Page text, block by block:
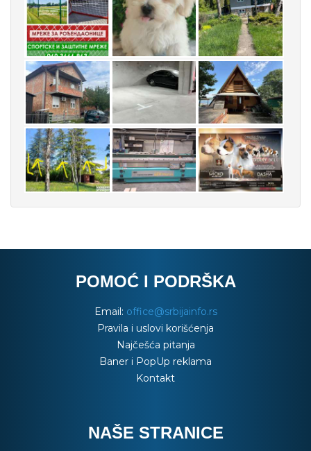
POMOĆ I PODRŠKA
Email: office@srbijainfo.rs
Pravila i uslovi korišćenja
Najčešća pitanja
Baner i PopUp reklama
Kontakt
NAŠE STRANICE